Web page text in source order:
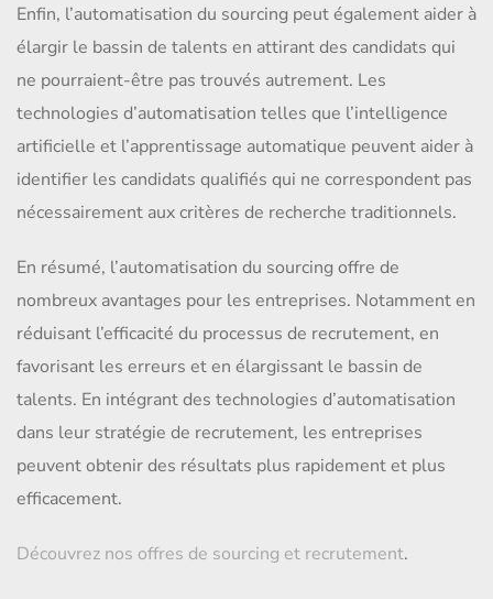
Enfin, l’automatisation du sourcing peut également aider à
élargir le bassin de talents en attirant des candidats qui
ne pourraient-être pas trouvés autrement. Les
technologies d’automatisation telles que l’intelligence
artificielle et l’apprentissage automatique peuvent aider à
identifier les candidats qualifiés qui ne correspondent pas
nécessairement aux critères de recherche traditionnels.
En résumé, l’automatisation du sourcing offre de
nombreux avantages pour les entreprises. Notamment en
réduisant l’efficacité du processus de recrutement, en
favorisant les erreurs et en élargissant le bassin de
talents. En intégrant des technologies d’automatisation
dans leur stratégie de recrutement, les entreprises
peuvent obtenir des résultats plus rapidement et plus
efficacement.
Découvrez nos offres de sourcing et recrutement.